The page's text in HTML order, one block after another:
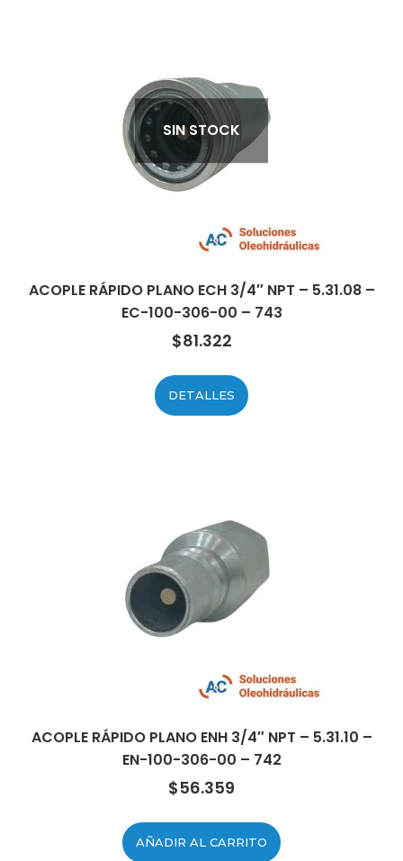
SIN STOCK
ACOPLE RÁPIDO PLANO ECH 3/4″ NPT – 5.31.08 –
EC-100-306-00 – 743
$81.322
DETALLES
ACOPLE RÁPIDO PLANO ENH 3/4″ NPT – 5.31.10 –
EN-100-306-00 – 742
$56.359
AÑADIR AL CARRITO